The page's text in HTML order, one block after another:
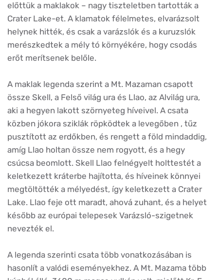
előttük a maklakok – nagy tiszteletben tartották a
Crater Lake-et. A klamatok félelmetes, elvarázsolt
helynek hitték, és csak a varázslók és a kuruzslók
merészkedtek a mély tó környékére, hogy csodás
erőt merítsenek belőle.
A maklak legenda szerint a Mt. Mazaman csapott
össze Skell, a Felső világ ura és Llao, az Alvilág ura,
aki a hegyen lakott szörnyeteg híveivel. A csata
közben jókora sziklák röpködtek a levegőben , tűz
pusztított az erdőkben, és rengett a föld mindaddig,
amíg Llao holtan össze nem rogyott, és a hegy
csúcsa beomlott. Skell Llao felnégyelt holttestét a
keletkezett kráterbe hajította, és híveinek könnyei
megtöltötték a mélyedést, így keletkezett a Crater
Lake. Llao feje ott maradt, ahová zuhant, és a helyet
később az európai telepesek Varázsló-szigetnek
nevezték el.
A legenda szerinti csata több vonatkozásában is
hasonlít a valódi eseményekhez. A Mt. Mazama több